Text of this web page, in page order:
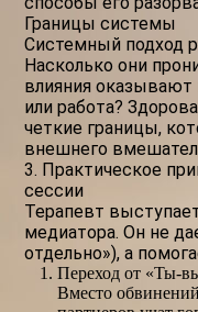
Границы системы
Системный подход
Насколько они
влияния оказывают
или работа?
четкие границы,
внешнего
3. Практическое
сессии
Терапевт
медиатора. Он не
отдельно»), а
Переход от «Ты-
Вместо